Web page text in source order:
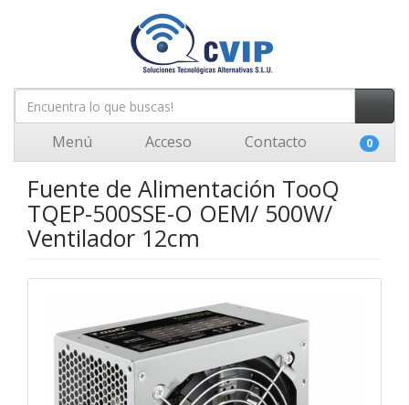
Menú Acceso Contacto 0
Fuente de Alimentación TooQ
TQEP-500SSE-O OEM/ 500W/
Ventilador 12cm